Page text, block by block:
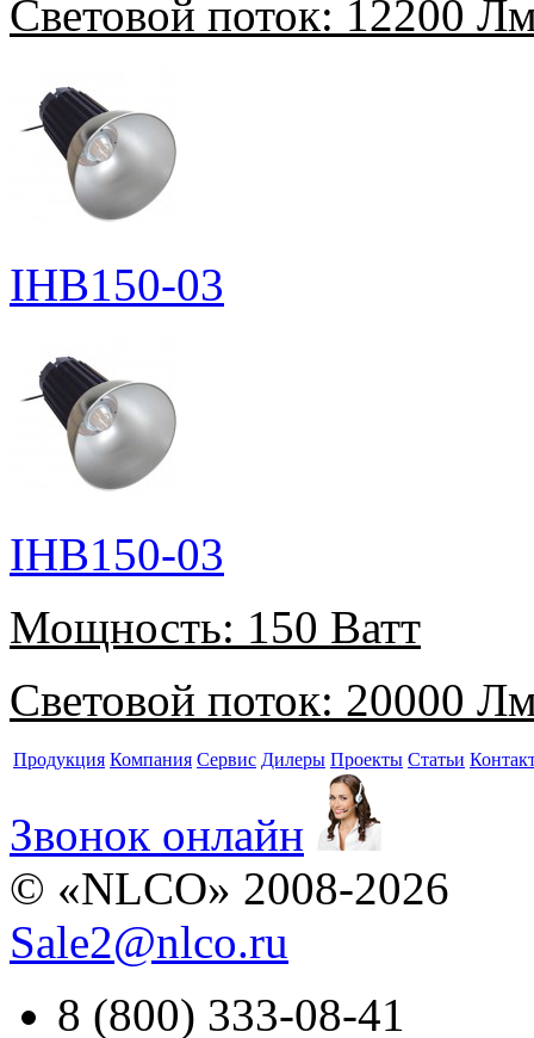
Световой поток: 12200
IHB150-03
IHB150-03
Мощность: 150 Ватт
Световой поток: 20000
Продукция Компания Сервис Дилеры Проекты Статьи
Звонок онлайн
© «NLCO» 2008-2026
Sale2@nlco.ru
8 (800) 333-08-41